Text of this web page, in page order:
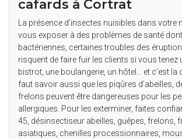
cafards à Cortrat
La présence d’insectes nuisibles dans votre
vous exposer à des problèmes de santé
bactériennes, certaines troubles des
risquent de faire fuir les clients si vous tenez
bistrot, une boulangerie, un hôtel… et c’est la
faut savoir aussi que les piqûres d’abeilles,
frelons peuvent être dangereuses pour les
allergiques. Pour les exterminer, faites
45, désinsectiseur abeilles, guêpes, frelons,
asiatiques, chenilles processionnaires,